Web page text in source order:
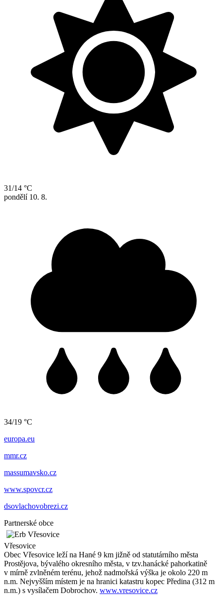
31/14 °C
pondělí 10. 8.
34/19 °C
europa.eu
mmr.cz
massumavsko.cz
www.spovcr.cz
dsovlachovobrezi.cz
Partnerské obce
Vřesovice
Obec Vřesovice leží na Hané 9 km jižně od statutárního města
Prostějova, bývalého okresního města, v tzv.hanácké pahorkatině
v mírně zvlněném terénu, jehož nadmořská výška je okolo 220 m
n.m. Nejvyšším místem je na hranici katastru kopec Předina (312 m
n.m.) s vysílačem Dobrochov. www.vresovice.cz